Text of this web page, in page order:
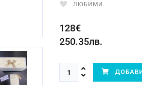
ЛЮБИМИ
128€
250.35лв.